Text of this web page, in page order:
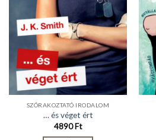
SZÓRAKOZTATÓ IRODALOM
… és véget ért
4890Ft